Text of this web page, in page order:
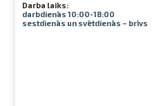
Darba laiks:
darbdienās 10:00-18:00
sestdienās un svētdienās – brīvs